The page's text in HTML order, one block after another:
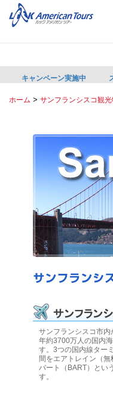
キャンペーン実施中
ホーム > サンフランシスコ観
サンフランシスコ市
年約3700万人の国内
す。3つの国内線ター
間をエアトレイン（
バート（BART）とい
す。